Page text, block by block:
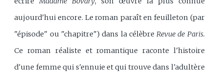
aujourd'hui encore. Le roman paraît en feuilleton (par
"épisode" ou "chapitre") dans la célèbreRevue de Paris.
Ce roman réaliste et romantique raconte l'histoire
d'une femme qui s'ennuie et qui trouve dans l'adultère